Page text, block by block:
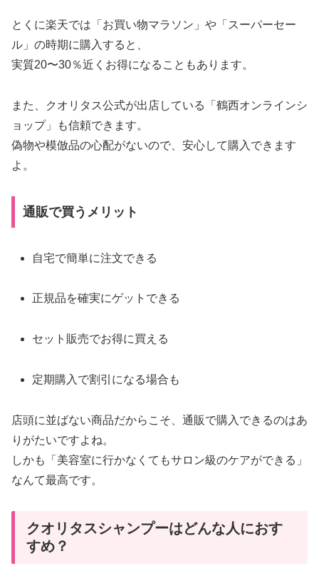
とくに楽天では「お買い物マラソン」や「スーパーセー
ル」の時期に購入すると、
実質20〜30％近くお得になることもあります。
また、クオリタス公式が出店している「鶴西オンラインシ
ョップ」も信頼できます。
偽物や模倣品の心配がないので、安心して購入できます
よ。
通販で買うメリット
自宅で簡単に注文できる
正規品を確実にゲットできる
セット販売でお得に買える
定期購入で割引になる場合も
店頭に並ばない商品だからこそ、通販で購入できるのはあ
りがたいですよね。
しかも「美容室に行かなくてもサロン級のケアができる」
なんて最高です。
クオリタスシャンプーはどんな人におす
すめ？